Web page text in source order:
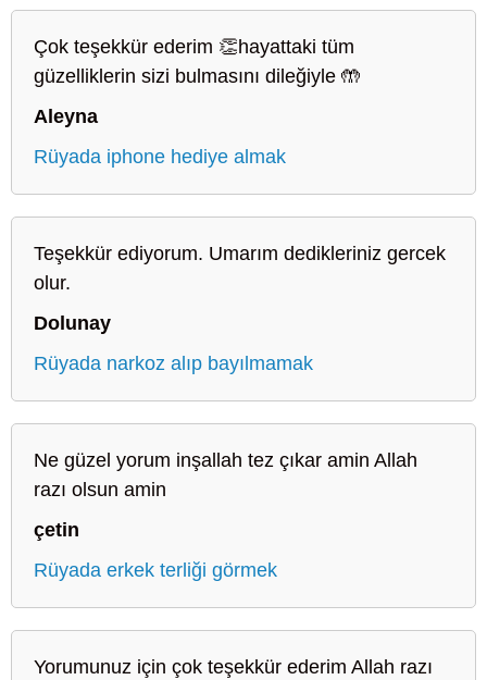
Çok teşekkür ederim 👏hayattaki tüm
güzelliklerin sizi bulmasını dileğiyle 🤲
Aleyna
Rüyada iphone hediye almak
Teşekkür ediyorum. Umarım dedikleriniz gercek
olur.
Dolunay
Rüyada narkoz alıp bayılmamak
Ne güzel yorum inşallah tez çıkar amin Allah
razı olsun amin
çetin
Rüyada erkek terliği görmek
Yorumunuz için çok teşekkür ederim Allah razı